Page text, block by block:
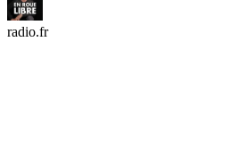
radio.fr